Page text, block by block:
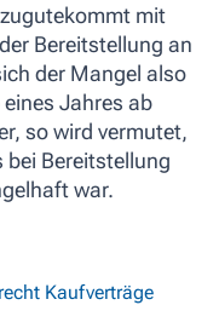
mit
Bereitstellung an
der Mangel also
Jahres ab
so wird vermutet,
Bereitstellung
war.